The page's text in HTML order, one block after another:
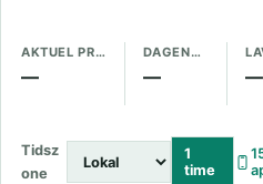
AKTUEL PRIS
—
DAGENS GENNEMSNIT
— —
Tidsz
one
1
time